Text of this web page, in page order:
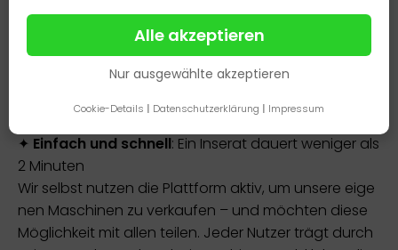
Alle akzeptieren
Nur ausgewählte akzeptieren
Cookie-Details | Datenschutzerklärung | Impressum
100 % kostenlos– für Käufer und Verkäufer
✦Kein Abo, keine Laufzeit, keine versteckten Geb
, ob privat oder gewerblich
zur Qualitätssicherung
✦ Einfach und schnell: Ein Inserat dauert weniger als
2 Minuten
Wir selbst nutzen die Plattform aktiv, um unsere eige
nen Maschinen zu verkaufen – und möchten diese
Möglichkeit mit allen teilen. Jeder Nutzer trägt durch